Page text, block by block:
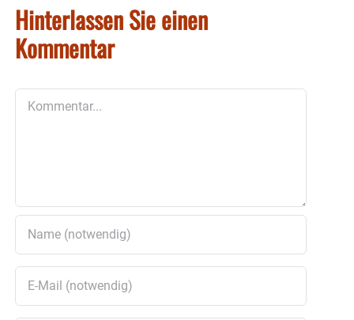
Hinterlassen Sie einen
Kommentar